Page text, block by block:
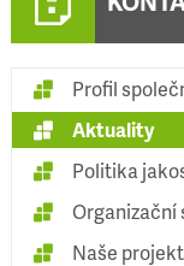
Profil
Aktuality
Politika
Naše